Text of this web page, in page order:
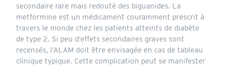
secondaire rare mais redouté des biguanides. La
metformine est un médicament couramment prescrit à
travers le monde chez les patients atteints de diabète
de type 2. Si peu d’effets secondaires graves sont
recensés, l’ALAM doit être envisagée en cas de tableau
clinique typique. Cette complication peut se manifester